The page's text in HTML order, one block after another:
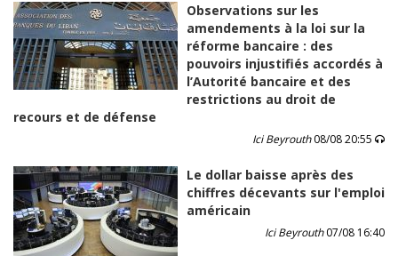
Observations sur les
amendements à la loi sur la
réforme bancaire : des
pouvoirs injustifiés accordés à
l’Autorité bancaire et des
restrictions au droit de
recours et de défense
Ici Beyrouth08/08 20:55
Le dollar baisse après des
chiffres décevants sur l'emploi
américain
Ici Beyrouth07/08 16:40